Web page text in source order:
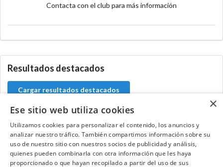
Contacta con el club para más información
Resultados destacados
Cargar resultados destacados
Contacta con el equipo de NextCaddy
Opina Contacta
×
Ese sitio web utiliza cookies
Utilizamos cookies para personalizar el contenido, los anuncios y
analizar nuestro tráfico. También compartimos información sobre su
uso de nuestro sitio con nuestros socios de publicidad y análisis,
quienes pueden combinarla con otra información que les haya
proporcionado o que hayan recopilado a partir del uso de sus